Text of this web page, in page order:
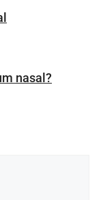
nasal?